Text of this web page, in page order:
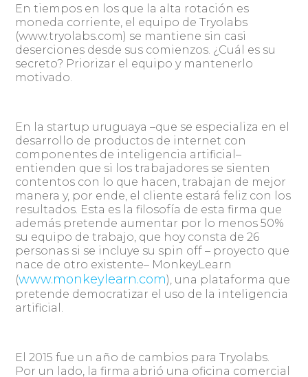
En tiempos en los que la alta rotación es
moneda corriente, el equipo de Tryolabs
(www.tryolabs.com) se mantiene sin casi
deserciones desde sus comienzos. ¿Cuál es su
secreto? Priorizar el equipo y mantenerlo
motivado.
En la startup uruguaya –que se especializa en el
desarrollo de productos de internet con
componentes de inteligencia artificial–
entienden que si los trabajadores se sienten
contentos con lo que hacen, trabajan de mejor
manera y, por ende, el cliente estará feliz con los
resultados. Esta es la filosofía de esta firma que
además pretende aumentar por lo menos 50%
su equipo de trabajo, que hoy consta de 26
personas si se incluye su spin off – proyecto que
nace de otro existente– MonkeyLearn
(www.monkeylearn.com), una plataforma que
pretende democratizar el uso de la inteligencia
artificial.
El 2015 fue un año de cambios para Tryolabs.
Por un lado, la firma abrió una oficina comercial